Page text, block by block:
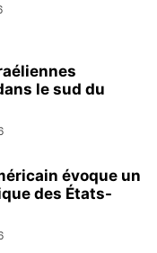
le sud du
évoque un
des États-